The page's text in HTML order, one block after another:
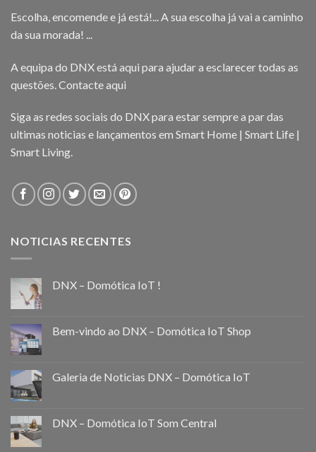
Escolha, encomende e já está!... A sua escolha já vai a caminho
da sua morada! ...
A equipa do DNX está aqui para ajudar a esclarecer todas as
questões. Contacte aqui
Siga as redes sociais do DNX para estar sempre a par das
ultimas noticias e lançamentos em Smart Home | Smart Life |
Smart Living.
NOTICIAS RECENTES
DNX – Domótica IoT !
Bem-vindo ao DNX – Domótica IoT Shop
Galeria de Noticias DNX – Domótica IoT
DNX – Domótica IoT Som Central